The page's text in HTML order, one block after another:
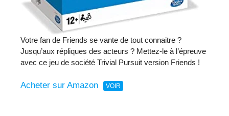
Votre fan de Friends se vante de tout connaitre ?
Jusqu’aux répliques des acteurs ? Mettez-le à l’épreuve
avec ce jeu de société Trivial Pursuit version Friends !
Acheter sur Amazon